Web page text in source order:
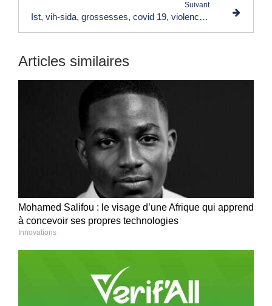
Suivant
Ist, vih-sida, grossesses, covid 19, violences : l’’Unesco sensibilise les jeunes au Gabon
Articles similaires
Mohamed Salifou : le visage d’une Afrique qui apprend
à concevoir ses propres technologies
Innovations